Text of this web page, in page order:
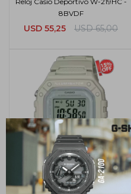
8BVDF
USD 55,25 USD 65,00
Reloj Casio Resina Digital Dama